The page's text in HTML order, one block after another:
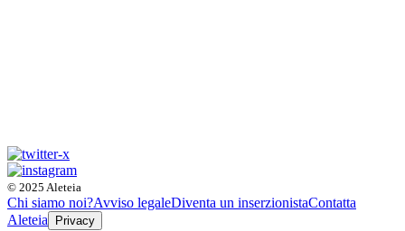
© 2025 Aleteia
Chi siamo noi?Avviso legaleDiventa un inserzionistaContatta
Aleteia
Privacy